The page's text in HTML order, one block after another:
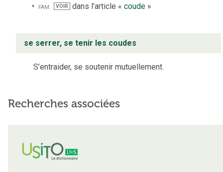
fam.
VOIR dans l’article « coude»
se serrer, se tenir les coudes
S’entraider, se soutenir mutuellement.
Recherches associées